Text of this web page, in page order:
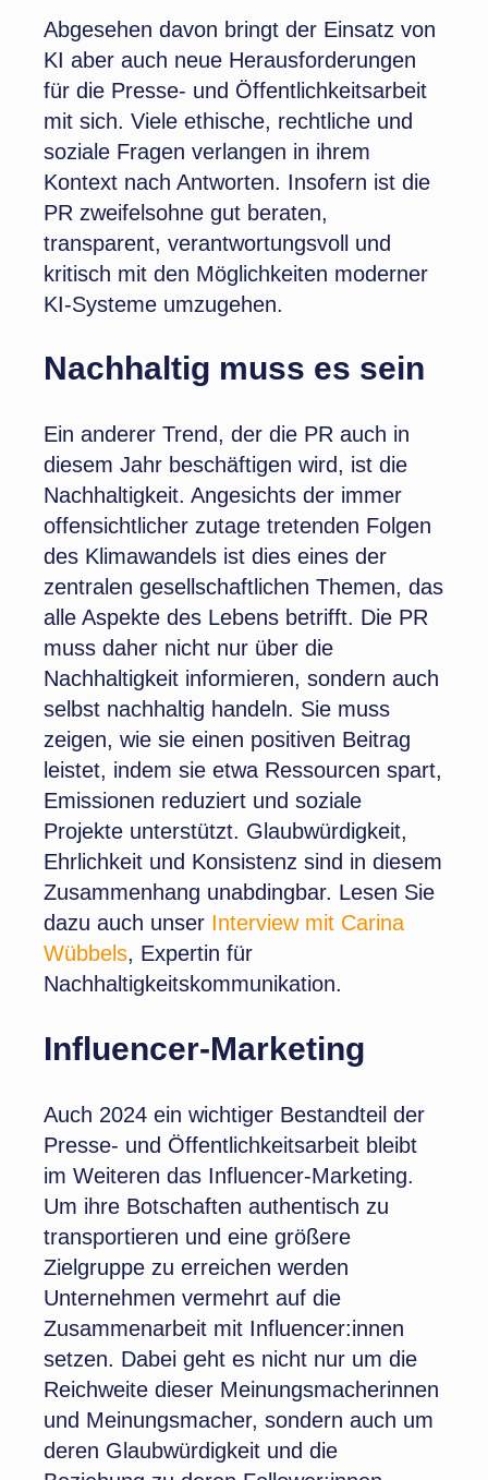
Abgesehen davon bringt der Einsatz von
KI aber auch neue Herausforderungen
für die Presse- und Öffentlichkeitsarbeit
mit sich. Viele ethische, rechtliche und
soziale Fragen verlangen in ihrem
Kontext nach Antworten. Insofern ist die
PR zweifelsohne gut beraten,
transparent, verantwortungsvoll und
kritisch mit den Möglichkeiten moderner
KI-Systeme umzugehen.
Nachhaltig muss es sein
Ein anderer Trend, der die PR auch in
diesem Jahr beschäftigen wird, ist die
Nachhaltigkeit. Angesichts der immer
offensichtlicher zutage tretenden Folgen
des Klimawandels ist dies eines der
zentralen gesellschaftlichen Themen, das
alle Aspekte des Lebens betrifft. Die PR
muss daher nicht nur über die
Nachhaltigkeit informieren, sondern auch
selbst nachhaltig handeln. Sie muss
zeigen, wie sie einen positiven Beitrag
leistet, indem sie etwa Ressourcen spart,
Emissionen reduziert und soziale
Projekte unterstützt. Glaubwürdigkeit,
Ehrlichkeit und Konsistenz sind in diesem
Zusammenhang unabdingbar. Lesen Sie
dazu auch unser Interview mit Carina
Wübbels, Expertin für
Nachhaltigkeitskommunikation.
Influencer-Marketing
Auch 2024 ein wichtiger Bestandteil der
Presse- und Öffentlichkeitsarbeit bleibt
im Weiteren das Influencer-Marketing.
Um ihre Botschaften authentisch zu
transportieren und eine größere
Zielgruppe zu erreichen werden
Unternehmen vermehrt auf die
Zusammenarbeit mit Influencer:innen
setzen. Dabei geht es nicht nur um die
Reichweite dieser Meinungsmacherinnen
und Meinungsmacher, sondern auch um
deren Glaubwürdigkeit und die